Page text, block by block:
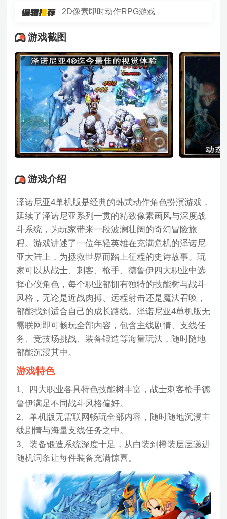
2D像素即时动作RPG游戏
游戏截图
游戏介绍
泽诺尼亚4单机版是经典的韩式动作角色扮演游戏，
延续了泽诺尼亚系列一贯的精致像素画风与深度战
斗系统，为玩家带来一段波澜壮阔的奇幻冒险旅
程。游戏讲述了一位年轻英雄在充满危机的泽诺尼
亚大陆上，为拯救世界而踏上征程的史诗故事。玩
家可以从战士、刺客、枪手、德鲁伊四大职业中选
择心仪角色，每个职业都拥有独特的技能树与战斗
风格，无论是近战肉搏、远程射击还是魔法召唤，
都能找到适合自己的成长路线。泽诺尼亚4单机版无
需联网即可畅玩全部内容，包含主线剧情、支线任
务、竞技场挑战、装备锻造等海量玩法，随时随地
都能沉浸其中。
游戏特色
1、四大职业各具特色技能树丰富，战士刺客枪手德
鲁伊满足不同战斗风格偏好。
2、单机版无需联网畅玩全部内容，随时随地沉浸主
线剧情与海量支线任务之中。
3、装备锻造系统深度十足，从白装到橙装层层递进
随机词条让每件装备充满惊喜。